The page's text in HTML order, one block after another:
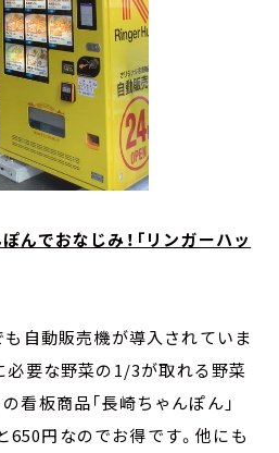
でおなじみ！「リンガーハッ
も自動販売機が導入されていま
必要な野菜の1/3が取れる野菜
看板商品「長崎ちゃんぽん」
650円なのでお得です。他にも